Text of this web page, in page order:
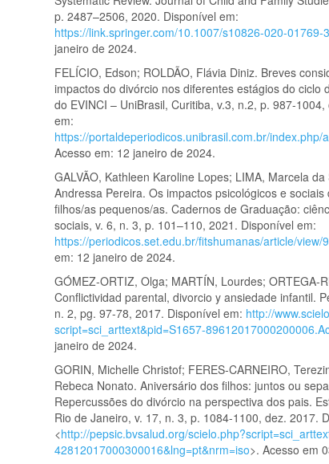
p. 2487–2506, 2020. Disponível em:
https://link.springer.com/10.1007/s10826-020-01769-3
janeiro de 2024.
FELÍCIO, Edson; ROLDÃO, Flávia Diniz. Breves
impactos do divórcio nos diferentes estágios do ciclo
do EVINCI – UniBrasil, Curitiba, v.3, n.2, p. 987-
em:
https://portaldeperiodicos.unibrasil.com.br/index.php/
Acesso em: 12 janeiro de 2024.
GALVÃO, Kathleen Karoline Lopes; LIMA, Marcela da
Andressa Pereira. Os impactos psicológicos e
filhos/as pequenos/as. Cadernos de Graduação:
sociais, v. 6, n. 3, p. 101–110, 2021. Disponível em:
https://periodicos.set.edu.br/fitshumanas/article/view/
em: 12 janeiro de 2024.
GÓMEZ-ORTIZ, Olga; MARTÍN, Lourdes; ORTEGA-
Conflictividad parental, divorcio y ansiedade infantil.
n. 2, pg. 97-78, 2017. Disponível em: http://
script=sci_arttext&pid=S1657-
janeiro de 2024.
GORIN, Michelle Christof; FERES-CARNEIRO,
Rebeca Nonato. Aniversário dos filhos: juntos ou
Repercussões do divórcio na perspectiva dos pais.
Rio de Janeiro, v. 17, n. 3, p. 1084-1100, dez. 2017.
<http://pepsic.bvsalud.org/
42812017000300016&lng=pt&nrm=iso>. Acesso em